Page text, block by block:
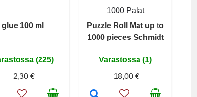
glue 100 ml
(225)
2,30 €
1000 Palat
Puzzle Roll Mat up to
1000 pieces Schmidt
Varastossa (1)
18,00 €